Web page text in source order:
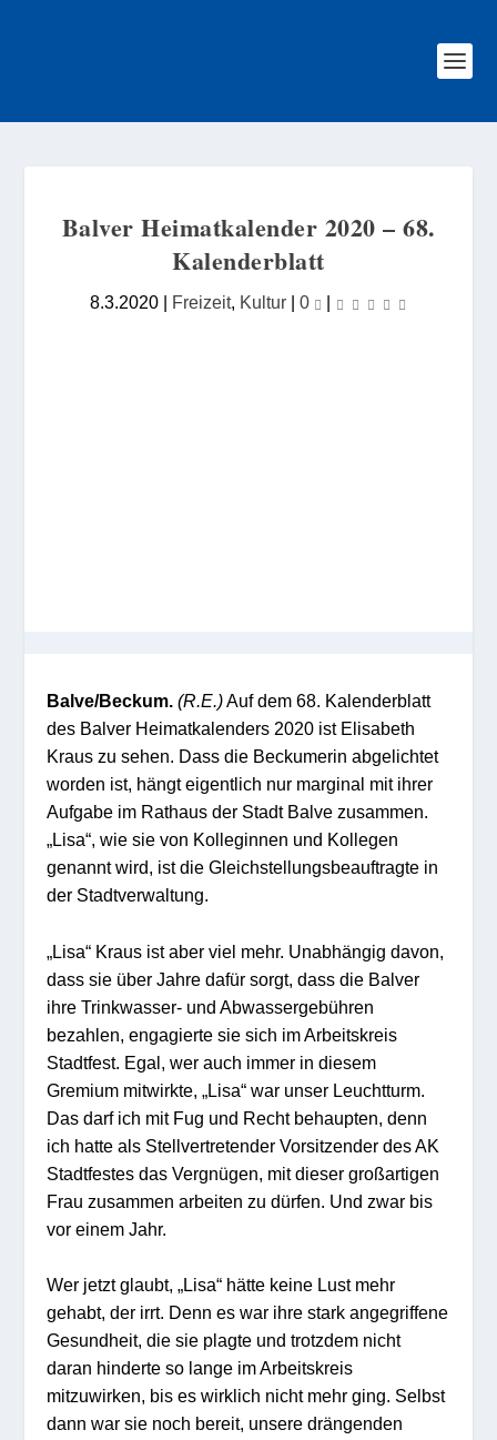
Balver Heimatkalender 2020 – 68.
Kalenderblatt
8.3.2020| Freizeit, Kultur| 0 |
Balve/Beckum. (R.E.)Auf dem 68. Kalenderblatt
des Balver Heimatkalenders 2020 ist Elisabeth
Kraus zu sehen. Dass die Beckumerin abgelichtet
worden ist, hängt eigentlich nur marginal mit ihrer
Aufgabe im Rathaus der Stadt Balve zusammen.
„Lisa“, wie sie von Kolleginnen und Kollegen
genannt wird, ist die Gleichstellungsbeauftragte in
der Stadtverwaltung.
„Lisa“ Kraus ist aber viel mehr. Unabhängig davon,
dass sie über Jahre dafür sorgt, dass die Balver
ihre Trinkwasser- und Abwassergebühren
bezahlen, engagierte sie sich im Arbeitskreis
Stadtfest. Egal, wer auch immer in diesem
Gremium mitwirkte, „Lisa“ war unser Leuchtturm.
Das darf ich mit Fug und Recht behaupten, denn
ich hatte als Stellvertretender Vorsitzender des AK
Stadtfestes das Vergnügen, mit dieser großartigen
Frau zusammen arbeiten zu dürfen. Und zwar bis
vor einem Jahr.
Wer jetzt glaubt, „Lisa“ hätte keine Lust mehr
gehabt, der irrt. Denn es war ihre stark angegriffene
Gesundheit, die sie plagte und trotzdem nicht
daran hinderte so lange im Arbeitskreis
mitzuwirken, bis es wirklich nicht mehr ging. Selbst
dann war sie noch bereit, unsere drängenden